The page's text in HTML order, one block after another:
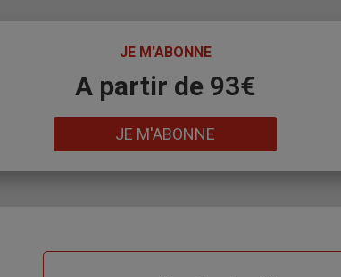
JE M'ABONNE
A partir de 93€
JE M'ABONNE